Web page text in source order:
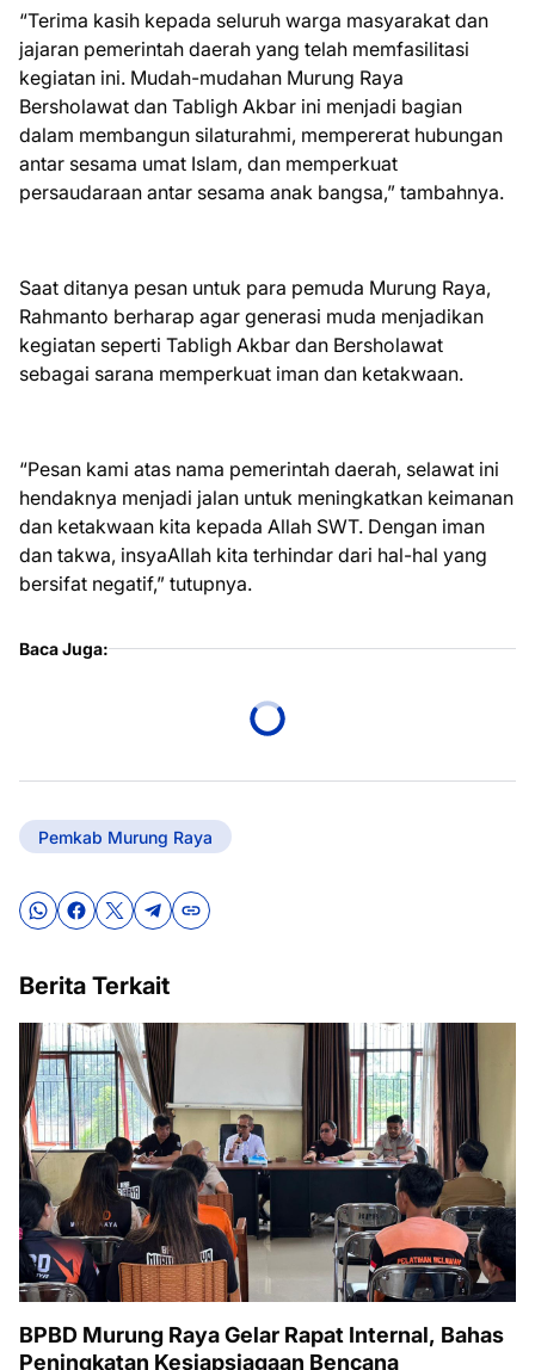
“Terima kasih kepada seluruh warga masyarakat dan
jajaran pemerintah daerah yang telah memfasilitasi
kegiatan ini. Mudah-mudahan Murung Raya
Bersholawat dan Tabligh Akbar ini menjadi bagian
dalam membangun silaturahmi, mempererat hubungan
antar sesama umat Islam, dan memperkuat
persaudaraan antar sesama anak bangsa,” tambahnya.
Saat ditanya pesan untuk para pemuda Murung Raya,
Rahmanto berharap agar generasi muda menjadikan
kegiatan seperti Tabligh Akbar dan Bersholawat
sebagai sarana memperkuat iman dan ketakwaan.
“Pesan kami atas nama pemerintah daerah, selawat ini
hendaknya menjadi jalan untuk meningkatkan keimanan
dan ketakwaan kita kepada Allah SWT. Dengan iman
dan takwa, insyaAllah kita terhindar dari hal-hal yang
bersifat negatif,” tutupnya.
Baca Juga:
Pemkab Murung Raya
Berita Terkait
BPBD Murung Raya Gelar Rapat Internal, Bahas
Peningkatan Kesiapsiagaan Bencana